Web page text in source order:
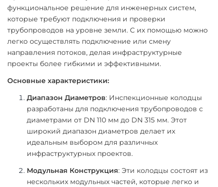
функциональное решение для инженерных систем,
которые требуют подключения и проверки
трубопроводов на уровне земли. С их помощью можно
легко осуществлять подключение или смену
направления потоков, делая инфраструктурные
проекты более гибкими и эффективными.
Основные характеристики:
Диапазон Диаметров: Инспекционные колодцы
разработаны для подключения трубопроводов с
диаметрами от DN 110 мм до DN 315 мм. Этот
широкий диапазон диаметров делает их
идеальным выбором для различных
инфраструктурных проектов.
Модульная Конструкция: Эти колодцы состоят из
нескольких модульных частей, которые легко и